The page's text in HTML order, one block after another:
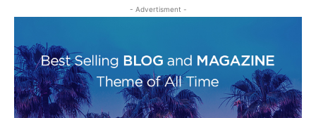
- Advertisment -